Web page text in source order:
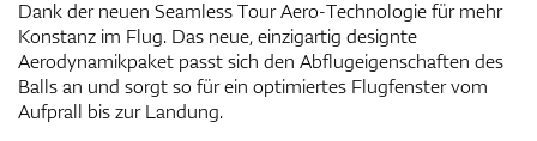
Dank der neuen Seamless Tour Aero-Technologie für mehr
Konstanz im Flug. Das neue, einzigartig designte
Aerodynamikpaket passt sich den Abflugeigenschaften des
Balls an und sorgt so für ein optimiertes Flugfenster vom
Aufprall bis zur Landung.